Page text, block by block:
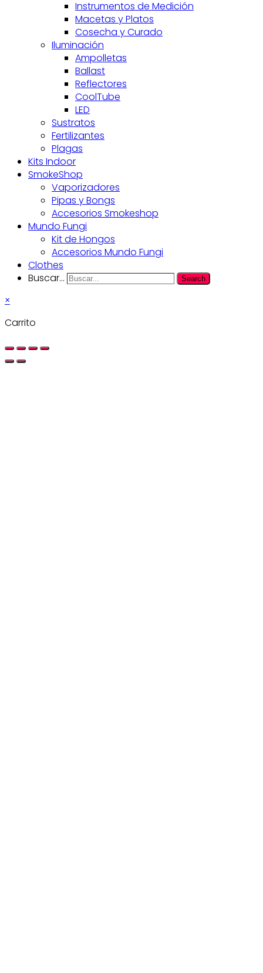
Instrumentos de Medición
Macetas y Platos
Cosecha y Curado
Iluminación
Ampolletas
Ballast
Reflectores
CoolTube
LED
Sustratos
Fertilizantes
Plagas
Kits Indoor
SmokeShop
Vaporizadores
Pipas y Bongs
Accesorios Smokeshop
Mundo Fungi
Kit de Hongos
Accesorios Mundo Fungi
Clothes
Buscar...
Search
×
Carrito